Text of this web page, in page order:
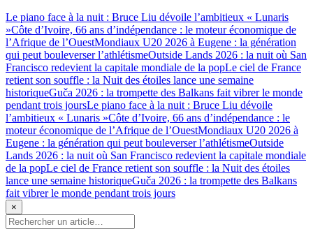
Le piano face à la nuit : Bruce Liu dévoile l’ambitieux « Lunaris
»Côte d’Ivoire, 66 ans d’indépendance : le moteur économique de
l’Afrique de l’OuestMondiaux U20 2026 à Eugene : la génération
qui peut bouleverser l’athlétismeOutside Lands 2026 : la nuit où San
Francisco redevient la capitale mondiale de la popLe ciel de France
retient son souffle : la Nuit des étoiles lance une semaine
historiqueGuča 2026 : la trompette des Balkans fait vibrer le monde
pendant trois joursLe piano face à la nuit : Bruce Liu dévoile
l’ambitieux « Lunaris »Côte d’Ivoire, 66 ans d’indépendance : le
moteur économique de l’Afrique de l’OuestMondiaux U20 2026 à
Eugene : la génération qui peut bouleverser l’athlétismeOutside
Lands 2026 : la nuit où San Francisco redevient la capitale mondiale
de la popLe ciel de France retient son souffle : la Nuit des étoiles
lance une semaine historiqueGuča 2026 : la trompette des Balkans
fait vibrer le monde pendant trois jours
×